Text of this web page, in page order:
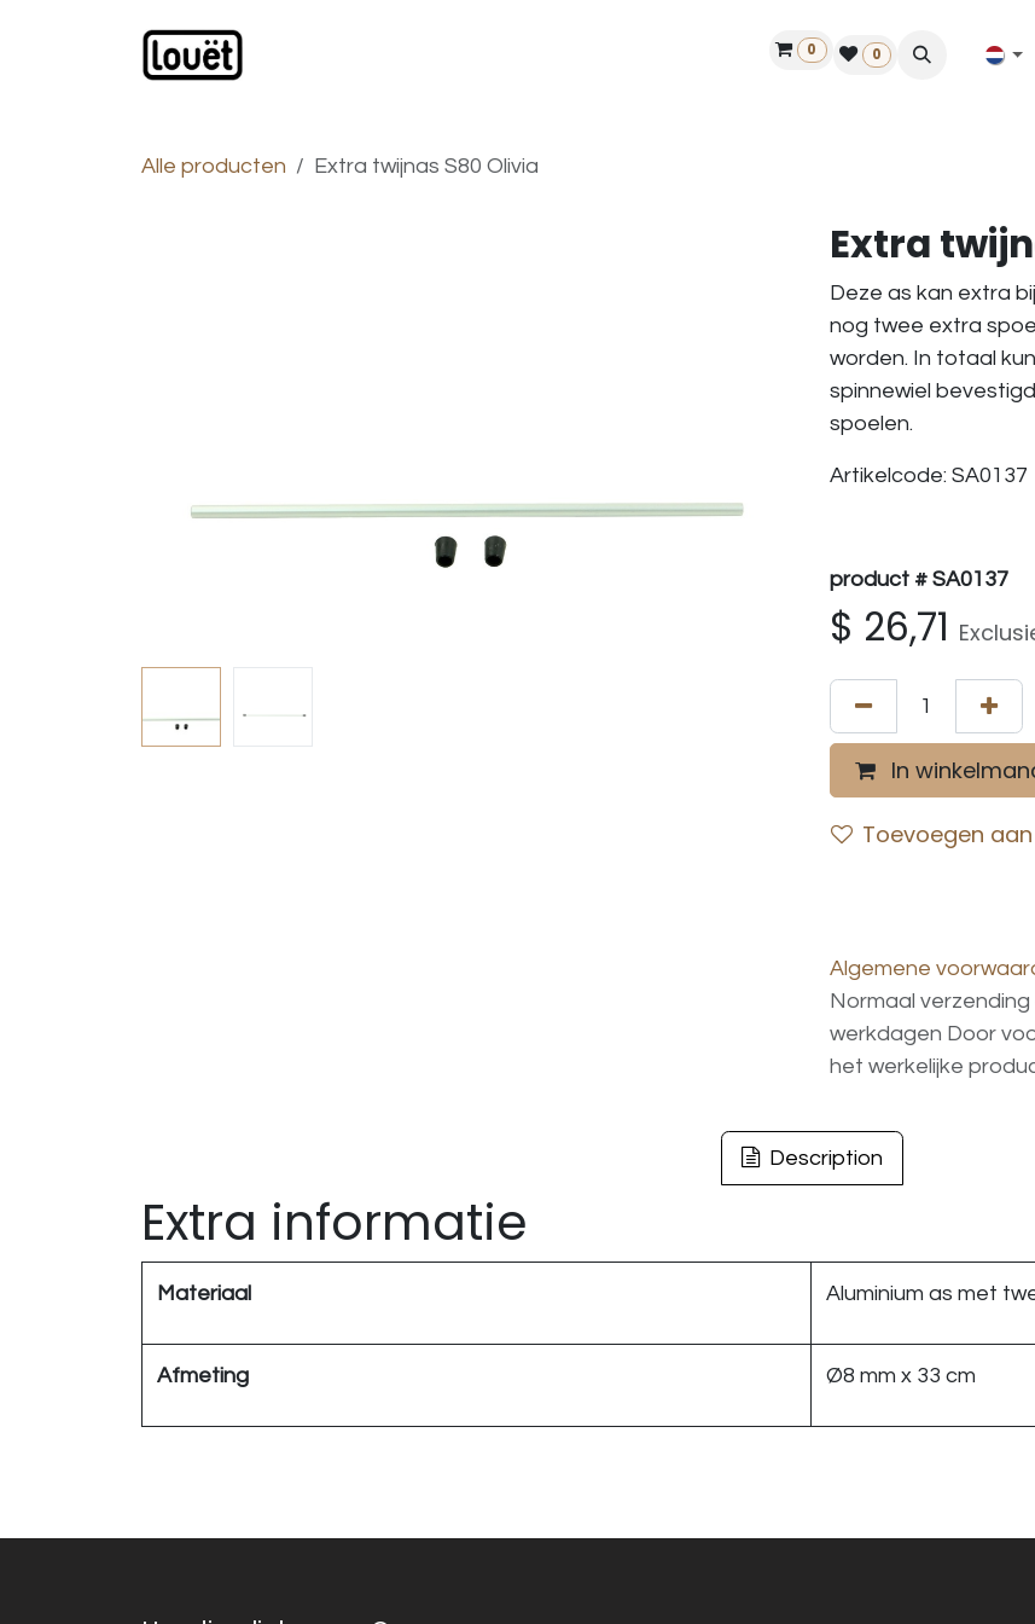
Vind een dealer
0 0
Alle producten Extra twijnas S80 Olivia
Extra
Deze as kan extra
nog twee extra
worden. In totaal
spinnewiel
spoelen.
Artikelcode: SA0137
product # SA0137
$ 26,71
In
Toevoegen
Algemene
Normaal
werkdagen Door
het werkelijke
Description
Extra informatie
Materiaal Aluminium as met
Afmeting Ø8 mm x 33 cm